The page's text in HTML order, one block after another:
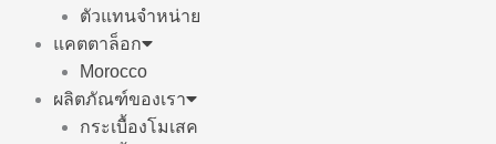
ตัวแทนจำหน่าย
แคตตาล็อก
Morocco
ผลิตภัณฑ์ของเรา
กระเบื้องโมเสค